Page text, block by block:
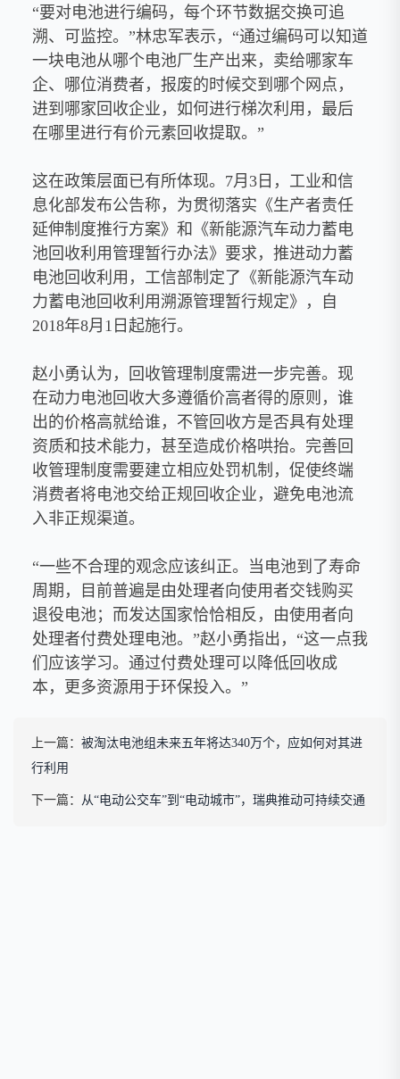
“要对电池进行编码，每个环节数据交换可追
溯、可监控。”林忠军表示，“通过编码可以知道
一块电池从哪个电池厂生产出来，卖给哪家车
企、哪位消费者，报废的时候交到哪个网点，
进到哪家回收企业，如何进行梯次利用，最后
在哪里进行有价元素回收提取。”
这在政策层面已有所体现。7月3日，工业和信
息化部发布公告称，为贯彻落实《生产者责任
延伸制度推行方案》和《新能源汽车动力蓄电
池回收利用管理暂行办法》要求，推进动力蓄
电池回收利用，工信部制定了《新能源汽车动
力蓄电池回收利用溯源管理暂行规定》，自
2018年8月1日起施行。
赵小勇认为，回收管理制度需进一步完善。现
在动力电池回收大多遵循价高者得的原则，谁
出的价格高就给谁，不管回收方是否具有处理
资质和技术能力，甚至造成价格哄抬。完善回
收管理制度需要建立相应处罚机制，促使终端
消费者将电池交给正规回收企业，避免电池流
入非正规渠道。
“一些不合理的观念应该纠正。当电池到了寿命
周期，目前普遍是由处理者向使用者交钱购买
退役电池；而发达国家恰恰相反，由使用者向
处理者付费处理电池。”赵小勇指出，“这一点我
们应该学习。通过付费处理可以降低回收成
本，更多资源用于环保投入。”
上一篇： 被淘汰电池组未来五年将达340万个，应如何对其进
行利用
下一篇： 从“电动公交车”到“电动城市”，瑞典推动可持续交通